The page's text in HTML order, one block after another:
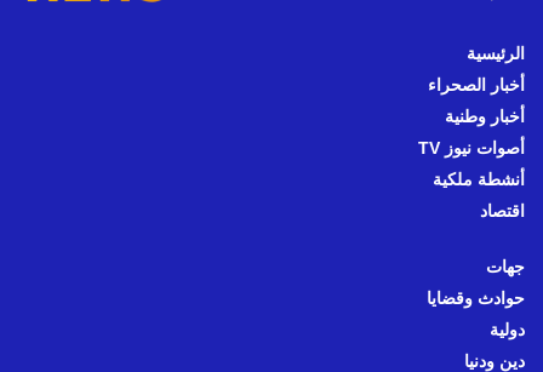
الرئيسية
أخبار الصحراء
أخبار وطنية
أصوات نيوز TV
أنشطة ملكية
اقتصاد
جهات
حوادث وقضايا
دولية
دين ودنيا